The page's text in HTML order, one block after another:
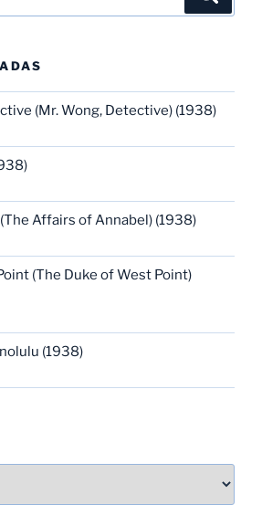
(Mr. Wong, Detective) (1938)
Affairs of Annabel) (1938)
(The Duke of West Point)
(1938)